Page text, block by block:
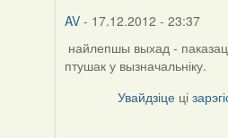
AV - 17.12.2012 - 23:37
In
reply
найлепшы выхад -
птушак у вызначальніку.
Увайдзіце ці